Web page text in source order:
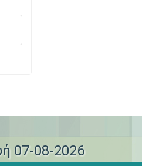
07-08-2026